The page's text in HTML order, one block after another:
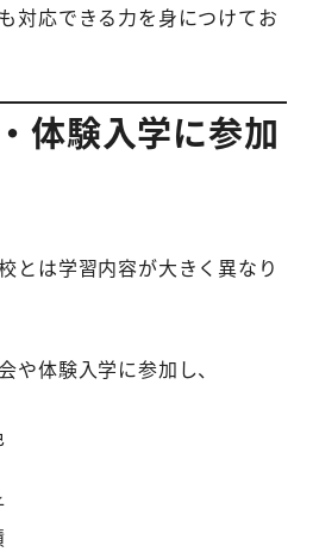
対応できる力を身につけてお
体験入学に参加
とは学習内容が大きく異なり
や体験入学に参加し、